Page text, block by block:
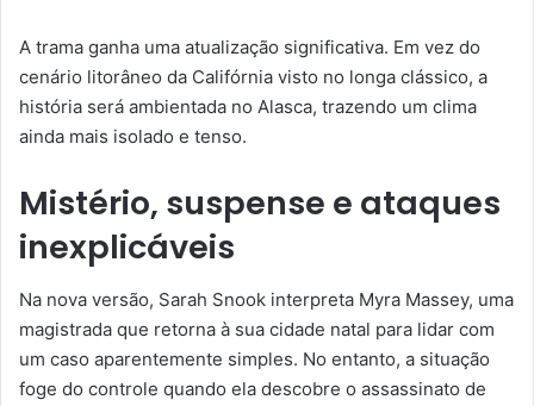
A trama ganha uma atualização significativa. Em vez do
cenário litorâneo da Califórnia visto no longa clássico, a
história será ambientada no Alasca, trazendo um clima
ainda mais isolado e tenso.
Mistério, suspense e ataques
inexplicáveis
Na nova versão, Sarah Snook interpreta Myra Massey, uma
magistrada que retorna à sua cidade natal para lidar com
um caso aparentemente simples. No entanto, a situação
foge do controle quando ela descobre o assassinato de